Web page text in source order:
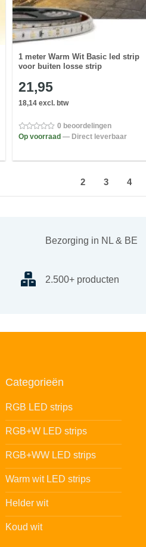
1 meter Warm Wit Basic led strip
voor buiten losse strip
21,95
18,14 excl. btw
0 beoordelingen
Op voorraad — Direct leverbaar
2 3 4
Bezorging in NL & BE
2.500+ producten
Categorieën
RGB LED strips
RGB+W LED strips
RGB+WW LED strips
Warm wit LED strips
Helder wit
Koud wit